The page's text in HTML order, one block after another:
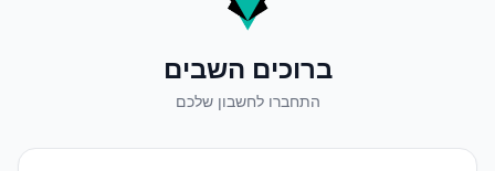
ברוכים השבים
התחברו לחשבון שלכם